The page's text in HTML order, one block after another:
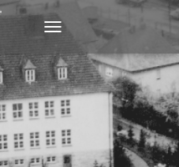
A
V
I
G
A
T
I
O